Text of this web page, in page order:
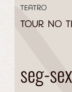
Teatro
Tour no
seg-sex